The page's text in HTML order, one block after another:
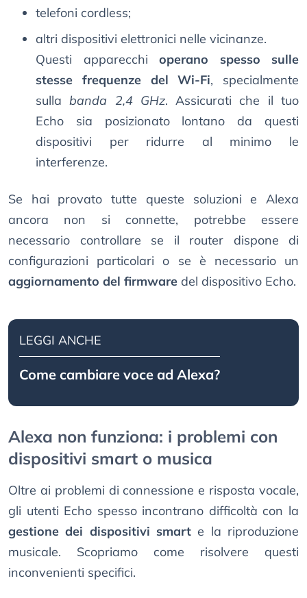
telefoni cordless;
altri dispositivi elettronici nelle vicinanze.
Questi apparecchi operano spesso sulle
stesse frequenze del Wi-Fi, specialmente
sullabanda 2,4 GHz. Assicurati che il tuo
Echo sia posizionato lontano da questi
dispositivi per ridurre al minimo le
interferenze.
Se hai provato tutte queste soluzioni e Alexa
ancora non si connette, potrebbe essere
necessario controllare se il router dispone di
configurazioni particolari o se è necessario un
aggiornamento del firmware del dispositivo Echo.
LEGGI ANCHE
Come cambiare voce ad Alexa?
Alexa non funziona: i problemi con
dispositivi smart o musica
Oltre ai problemi di connessione e risposta vocale,
gli utenti Echo spesso incontrano difficoltà con la
gestione dei dispositivi smart e la riproduzione
musicale. Scopriamo come risolvere questi
inconvenienti specifici.